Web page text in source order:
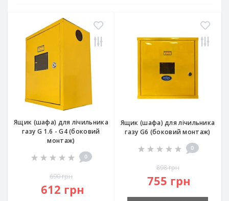
Ящик (шафа) для лічильника
газу G 1.6 - G4 (боковий
монтаж)
0
690 грн
612 грн
Ящик (шафа) для лічильника
газу G6 (боковий монтаж)
0
898 грн
755 грн